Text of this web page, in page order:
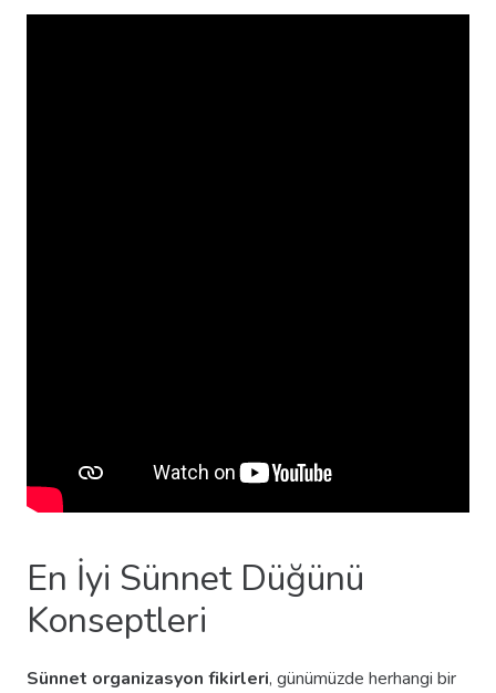
En İyi Sünnet Düğünü
Konseptleri
Sünnet organizasyon fikirleri, günümüzde herhangi bir